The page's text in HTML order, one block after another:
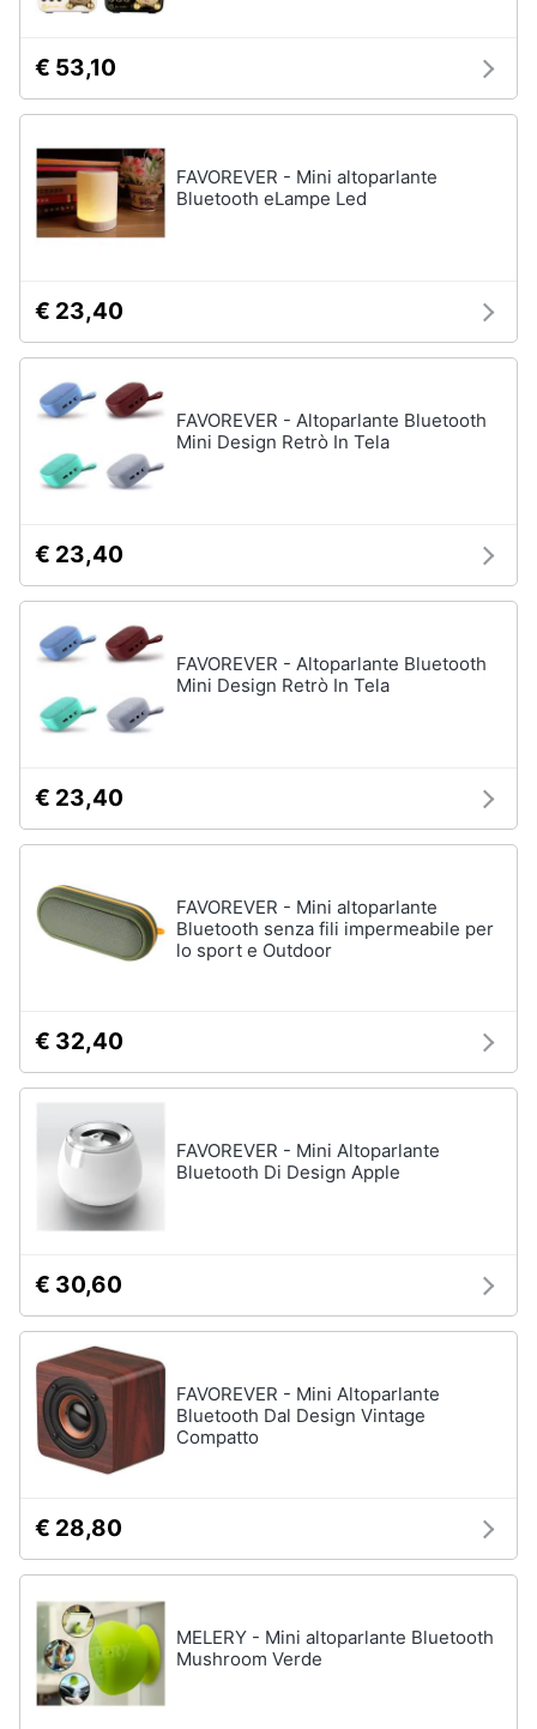
€ 53,10
FAVOREVER - Mini altoparlante
Bluetooth eLampe Led
€ 23,40
FAVOREVER - Altoparlante Bluetooth
Mini Design Retrò In Tela
€ 23,40
FAVOREVER - Altoparlante Bluetooth
Mini Design Retrò In Tela
€ 23,40
FAVOREVER - Mini altoparlante
Bluetooth senza fili impermeabile per
lo sport e Outdoor
€ 32,40
FAVOREVER - Mini Altoparlante
Bluetooth Di Design Apple
€ 30,60
FAVOREVER - Mini Altoparlante
Bluetooth Dal Design Vintage
Compatto
€ 28,80
MELERY - Mini altoparlante Bluetooth
Mushroom Verde